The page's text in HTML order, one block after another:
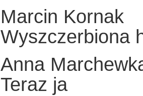
Marcin Kornak
Wyszczerbiona
Anna
Teraz ja